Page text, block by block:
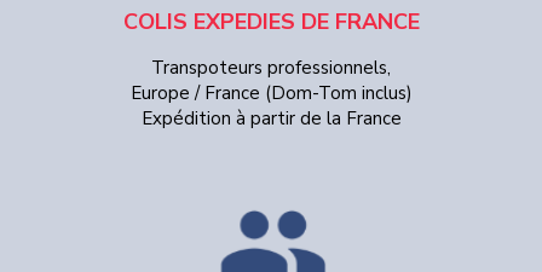
COLIS EXPEDIES DE FRANCE
Transpoteurs professionnels,
Europe / France (Dom-Tom inclus)
Expédition à partir de la France